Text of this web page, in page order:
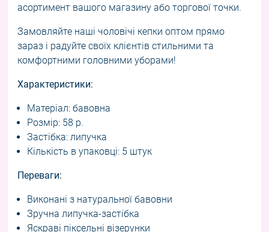
асортимент вашого магазину або торгової точки.
Замовляйте наші чоловічі кепки оптом прямо
зараз і радуйте своїх клієнтів стильними та
комфортними головними уборами!
Характеристики:
Матеріал: бавовна
Розмір: 58 р.
Застібка: липучка
Кількість в упаковці: 5 штук
Переваги:
Виконані з натуральної бавовни
Зручна липучка-застібка
Яскраві піксельні візерунки